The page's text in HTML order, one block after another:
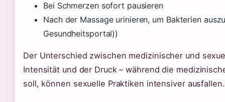
Bei Schmerzen sofort pausieren
Nach der Massage urinieren, um Bakterien
Gesundheitsportal))
Der Unterschied zwischen medizinischer und
Intensität und der Druck – während die
soll, können sexuelle Praktiken intensiver ausfallen.